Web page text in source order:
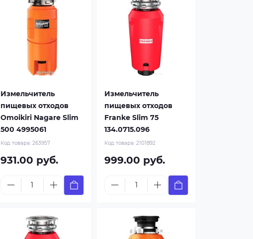
Измельчитель
пищевых отходов
Omoikiri Nagare Slim
500 4995061
Код товара: 263957
931.00 руб.
Измельчитель
пищевых отходов
Franke Slim 75
134.0715.096
Код товара:2101892
999.00 руб.